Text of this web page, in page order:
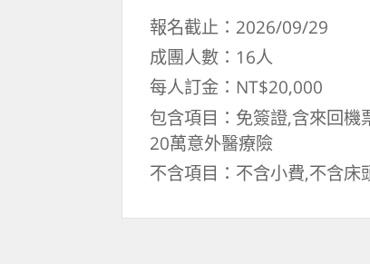
報名截止：2026/09/29
成團人數：16人
每人訂金：NT$20,000
包含項目：免簽證,含來回
20萬意外醫療險
不含項目：不含小費,不含床